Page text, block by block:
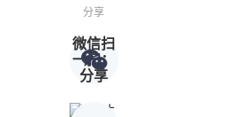
分享
微信扫
一扫：
分享